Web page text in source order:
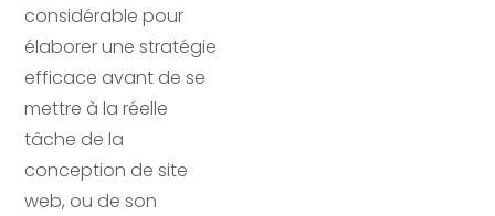
considérable pour
élaborer une stratégie
efficace avant de se
mettre à la réelle
tâche de la
conception de site
web, ou de son